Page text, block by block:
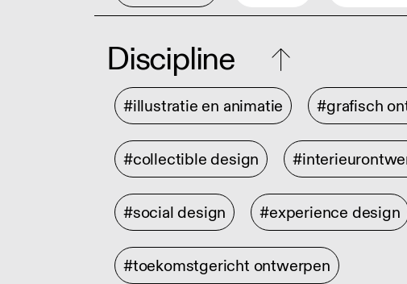
Discipline
#illustratie en animatie #grafisch
#collectible design
#social design #experience design
#toekomstgericht ontwerpen